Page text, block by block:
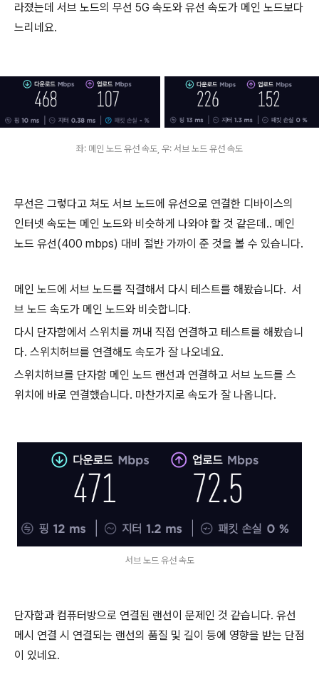
라졌는데 서브 노드의 무선 5G 속도와 유선 속도가 메인 노드보다
느리네요.
좌: 메인 노드 유선 속도, 우: 서브 노드 유선 속도
무선은 그렇다고 쳐도 서브 노드에 유선으로 연결한 디바이스의
인터넷 속도는 메인 노드와 비슷하게 나와야 할 것 같은데.. 메인
노드 유선(400 mbps) 대비 절반 가까이 준 것을 볼 수 있습니다.
메인 노드에 서브 노드를 직결해서 다시 테스트를 해봤습니다. 서
브 노드 속도가 메인 노드와 비슷합니다.
다시 단자함에서 스위치를 꺼내 직접 연결하고 테스트를 해봤습니
다. 스위치허브를 연결해도 속도가 잘 나오네요.
스위치허브를 단자함 메인 노드 랜선과 연결하고 서브 노드를 스
위치에 바로 연결했습니다. 마찬가지로 속도가 잘 나옵니다.
서브 노드 유선 속도
단자함과 컴퓨터방으로 연결된 랜선이 문제인 것 같습니다. 유선
메시 연결 시 연결되는 랜선의 품질 및 길이 등에 영향을 받는 단점
이 있네요.